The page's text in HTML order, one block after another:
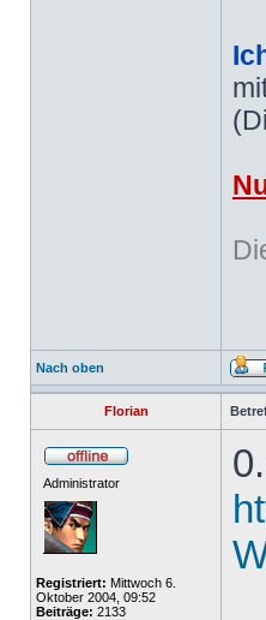
Nach oben
Florian
Administrator
Registriert: Mittwoch 6.
Oktober 2004, 09:52
Beiträge: 2133